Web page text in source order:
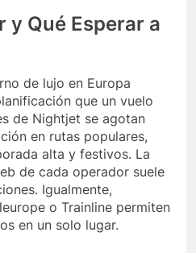
y Qué Esperar a
de lujo en Europa
que un vuelo
de Nightjet se agotan
en rutas populares,
alta y festivos. La
de cada operador suele
Igualmente,
o Trainline permiten
en un solo lugar.